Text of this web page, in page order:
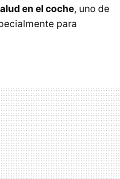
en el coche, uno de
para